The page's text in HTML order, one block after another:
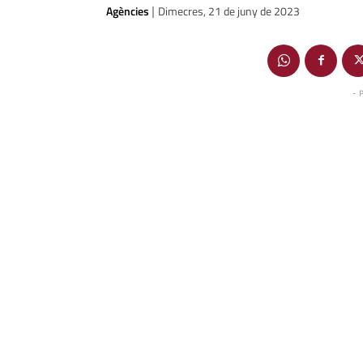
Agències | Dimecres, 21 de juny de 2023
-